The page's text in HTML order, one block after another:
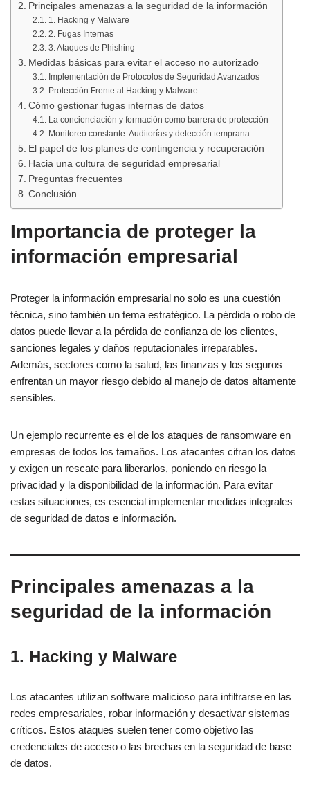
Principales amenazas a la seguridad de la información
1. Hacking y Malware
2. Fugas Internas
3. Ataques de Phishing
Medidas básicas para evitar el acceso no autorizado
Implementación de Protocolos de Seguridad Avanzados
Protección Frente al Hacking y Malware
Cómo gestionar fugas internas de datos
La concienciación y formación como barrera de protección
Monitoreo constante: Auditorías y detección temprana
El papel de los planes de contingencia y recuperación
Hacia una cultura de seguridad empresarial
Preguntas frecuentes
Conclusión
Importancia de proteger la
información empresarial
Proteger la información empresarial no solo es una cuestión
técnica, sino también un tema estratégico. La pérdida o robo de
datos puede llevar a la pérdida de confianza de los clientes,
sanciones legales y daños reputacionales irreparables.
Además, sectores como la salud, las finanzas y los seguros
enfrentan un mayor riesgo debido al manejo de datos altamente
sensibles.
Un ejemplo recurrente es el de los ataques de ransomware en
empresas de todos los tamaños. Los atacantes cifran los datos
y exigen un rescate para liberarlos, poniendo en riesgo la
privacidad y la disponibilidad de la información. Para evitar
estas situaciones, es esencial implementar medidas integrales
de seguridad de datos e información.
Principales amenazas a la
seguridad de la información
1. Hacking y Malware
Los atacantes utilizan software malicioso para infiltrarse en las
redes empresariales, robar información y desactivar sistemas
críticos. Estos ataques suelen tener como objetivo las
credenciales de acceso o las brechas en la seguridad de base
de datos.